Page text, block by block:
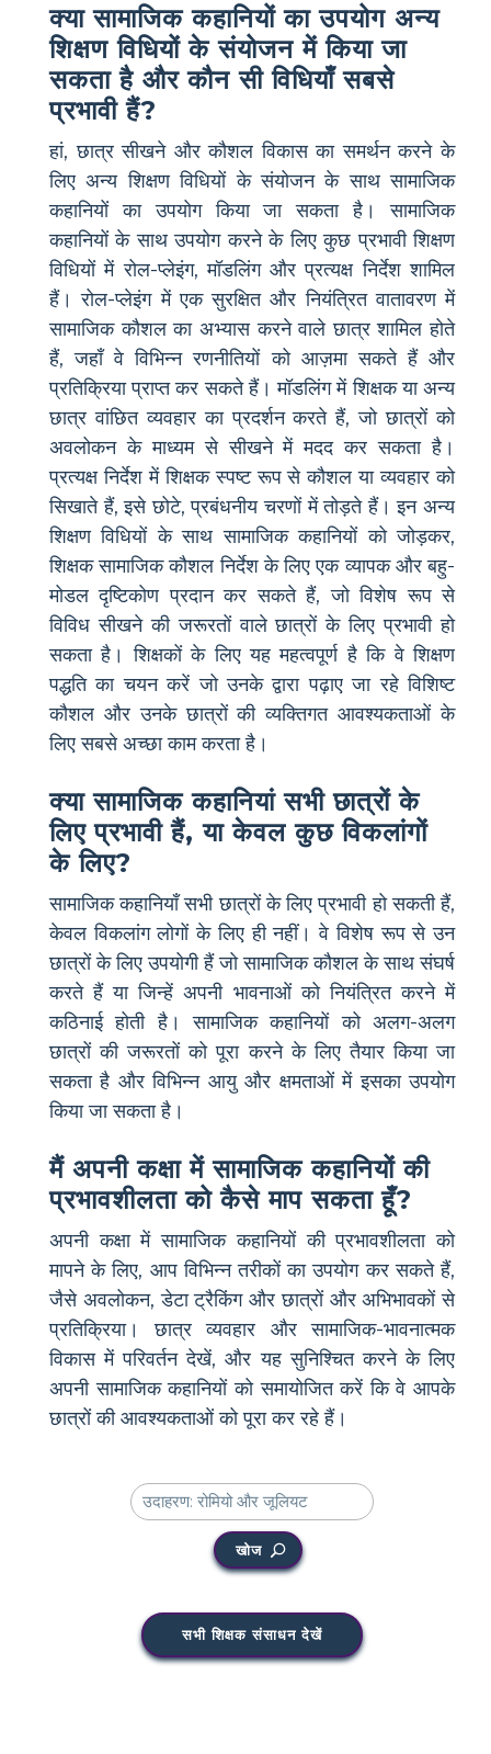
क्या सामाजिक कहानियों का उपयोग अन्य
शिक्षण विधियों के संयोजन में किया जा
सकता है और कौन सी विधियाँ सबसे
प्रभावी हैं?
हां, छात्र सीखने और कौशल विकास का समर्थन करने के
लिए अन्य शिक्षण विधियों के संयोजन के साथ सामाजिक
कहानियों का उपयोग किया जा सकता है। सामाजिक
कहानियों के साथ उपयोग करने के लिए कुछ प्रभावी शिक्षण
विधियों में रोल-प्लेइंग, मॉडलिंग और प्रत्यक्ष निर्देश शामिल
हैं। रोल-प्लेइंग में एक सुरक्षित और नियंत्रित वातावरण में
सामाजिक कौशल का अभ्यास करने वाले छात्र शामिल होते
हैं, जहाँ वे विभिन्न रणनीतियों को आज़मा सकते हैं और
प्रतिक्रिया प्राप्त कर सकते हैं। मॉडलिंग में शिक्षक या अन्य
छात्र वांछित व्यवहार का प्रदर्शन करते हैं, जो छात्रों को
अवलोकन के माध्यम से सीखने में मदद कर सकता है।
प्रत्यक्ष निर्देश में शिक्षक स्पष्ट रूप से कौशल या व्यवहार को
सिखाते हैं, इसे छोटे, प्रबंधनीय चरणों में तोड़ते हैं। इन अन्य
शिक्षण विधियों के साथ सामाजिक कहानियों को जोड़कर,
शिक्षक सामाजिक कौशल निर्देश के लिए एक व्यापक और बहु-
मोडल दृष्टिकोण प्रदान कर सकते हैं, जो विशेष रूप से
विविध सीखने की जरूरतों वाले छात्रों के लिए प्रभावी हो
सकता है। शिक्षकों के लिए यह महत्वपूर्ण है कि वे शिक्षण
पद्धति का चयन करें जो उनके द्वारा पढ़ाए जा रहे विशिष्ट
कौशल और उनके छात्रों की व्यक्तिगत आवश्यकताओं के
लिए सबसे अच्छा काम करता है।
क्या सामाजिक कहानियां सभी छात्रों के
लिए प्रभावी हैं, या केवल कुछ विकलांगों
के लिए?
सामाजिक कहानियाँ सभी छात्रों के लिए प्रभावी हो सकती हैं,
केवल विकलांग लोगों के लिए ही नहीं। वे विशेष रूप से उन
छात्रों के लिए उपयोगी हैं जो सामाजिक कौशल के साथ संघर्ष
करते हैं या जिन्हें अपनी भावनाओं को नियंत्रित करने में
कठिनाई होती है। सामाजिक कहानियों को अलग-अलग
छात्रों की जरूरतों को पूरा करने के लिए तैयार किया जा
सकता है और विभिन्न आयु और क्षमताओं में इसका उपयोग
किया जा सकता है।
मैं अपनी कक्षा में सामाजिक कहानियों की
प्रभावशीलता को कैसे माप सकता हूँ?
अपनी कक्षा में सामाजिक कहानियों की प्रभावशीलता को
मापने के लिए, आप विभिन्न तरीकों का उपयोग कर सकते हैं,
जैसे अवलोकन, डेटा ट्रैकिंग और छात्रों और अभिभावकों से
प्रतिक्रिया। छात्र व्यवहार और सामाजिक-भावनात्मक
विकास में परिवर्तन देखें, और यह सुनिश्चित करने के लिए
अपनी सामाजिक कहानियों को समायोजित करें कि वे आपके
छात्रों की आवश्यकताओं को पूरा कर रहे हैं।
खोज
सभी शिक्षक संसाधन देखें